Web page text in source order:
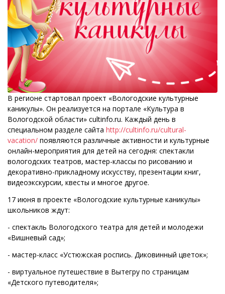
В регионе стартовал проект «Вологодские культурные
каникулы». Он реализуется на портале «Культура в
Вологодской области» cultinfo.ru. Каждый день в
специальном разделе сайта http://cultinfo.ru/cultural-
vacation/ появляются различные активности и культурные
онлайн-мероприятия для детей на сегодня: спектакли
вологодских театров, мастер-классы по рисованию и
декоративно-прикладному искусству, презентации книг,
видеоэкскурсии, квесты и многое другое.
17 июня в проекте «Вологодские культурные каникулы»
школьников ждут:
- спектакль Вологодского театра для детей и молодежи
«Вишневый сад»;
- мастер-класс «Устюжская роспись. Диковинный цветок»;
- виртуальное путешествие в Вытегру по страницам
«Детского путеводителя»;